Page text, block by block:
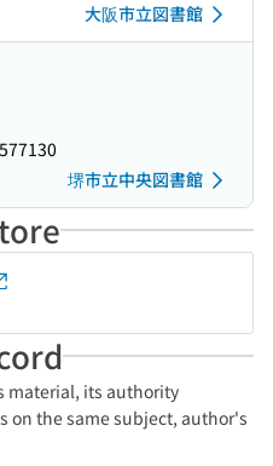
大阪市立図書館
堺市立中央図書館
material, its authority
on the same subject, author's